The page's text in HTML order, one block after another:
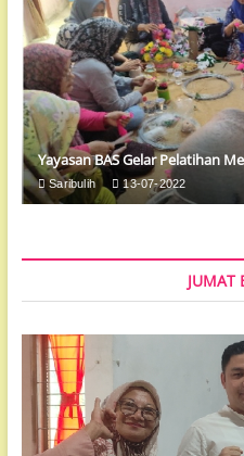
Yayasan BAS Gelar Pelatihan
Saribulih 13-07-2022
JUMAT